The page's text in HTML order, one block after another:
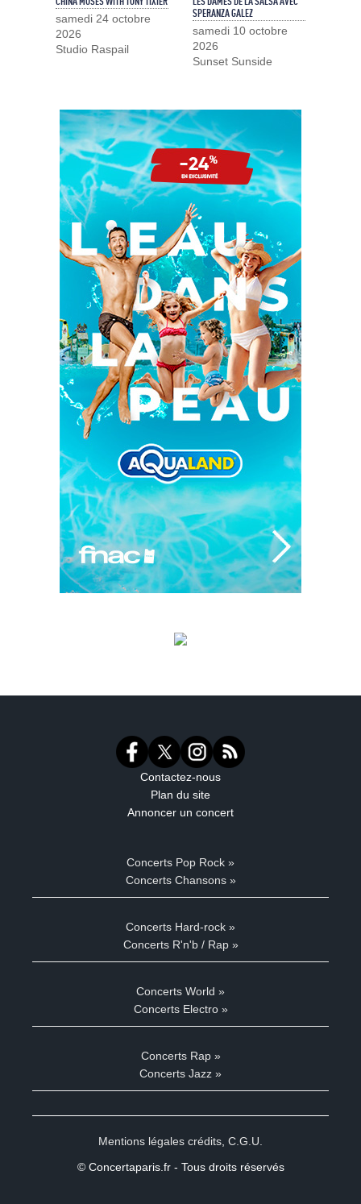
samedi 24 octobre
2026
Studio Raspail
SPERANZA GALEZ
samedi 10 octobre
2026
Sunset Sunside
Contactez-nous
Plan du site
Annoncer un concert
Concerts Pop Rock »
Concerts Chansons »
Concerts Hard-rock »
Concerts R'n'b / Rap »
Concerts World »
Concerts Electro »
Concerts Rap »
Concerts Jazz »
Mentions légales crédits C.G.U.
© Concertaparis.fr - Tous droits réservés